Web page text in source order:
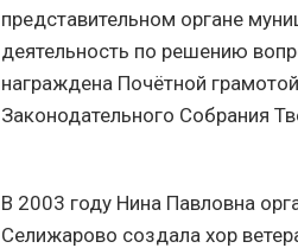
представительном органе
деятельность по решению
награждена Почётной
Законодательного Собрания
В 2003 году Нина Павловна
Селижарово создала хор